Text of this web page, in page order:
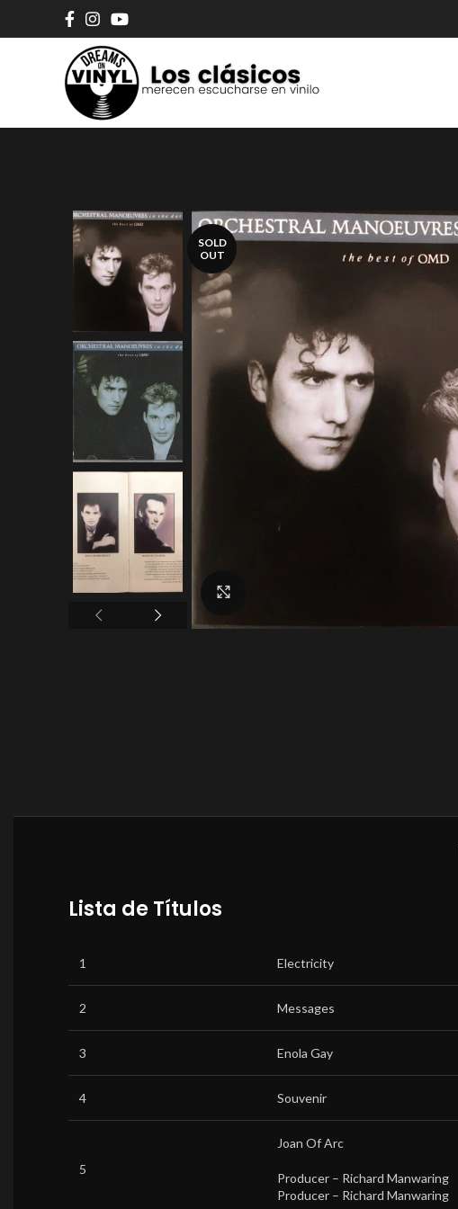
SOLD
OUT
Lista de Títulos
1 Electricity
2 Messages
3 Enola Gay
4 Souvenir
5
Joan Of Arc
Producer – Richard Manwaring
Producer – Richard Manwaring